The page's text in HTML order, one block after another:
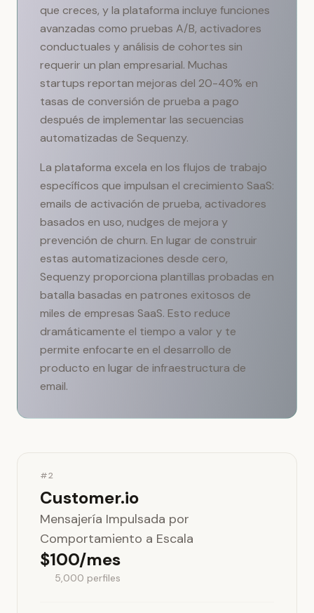
que creces, y la plataforma incluye funciones
avanzadas como pruebas A/B, activadores
conductuales y análisis de cohortes sin
requerir un plan empresarial. Muchas
startups reportan mejoras del 20-40% en
tasas de conversión de prueba a pago
después de implementar las secuencias
automatizadas de Sequenzy.
La plataforma excela en los flujos de trabajo
específicos que impulsan el crecimiento SaaS:
emails de activación de prueba, activadores
basados en uso, nudges de mejora y
prevención de churn. En lugar de construir
estas automatizaciones desde cero,
Sequenzy proporciona plantillas probadas en
batalla basadas en patrones exitosos de
miles de empresas SaaS. Esto reduce
dramáticamente el tiempo a valor y te
permite enfocarte en el desarrollo de
producto en lugar de infraestructura de
email.
#2
Customer.io
Mensajería Impulsada por
Comportamiento a Escala
$100/mes
5,000 perfiles